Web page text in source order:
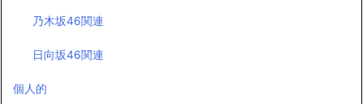
乃木坂46関連
日向坂46関連
個人的